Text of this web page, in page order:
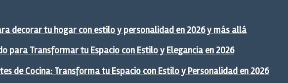
decorar tu hogar con estilo y personalidad en 2026 y más allá
para Transformar tu Espacio con Estilo y Elegancia en 2026
de Cocina: Transforma tu Espacio con Estilo y Personalidad en 2026